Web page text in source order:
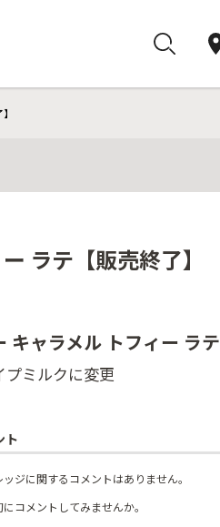
ラテ【販売終了】
キャラメル トフィー ラテ
プミルクに変更
ト
ジに関するコメントはありません。
コメントしてみませんか。